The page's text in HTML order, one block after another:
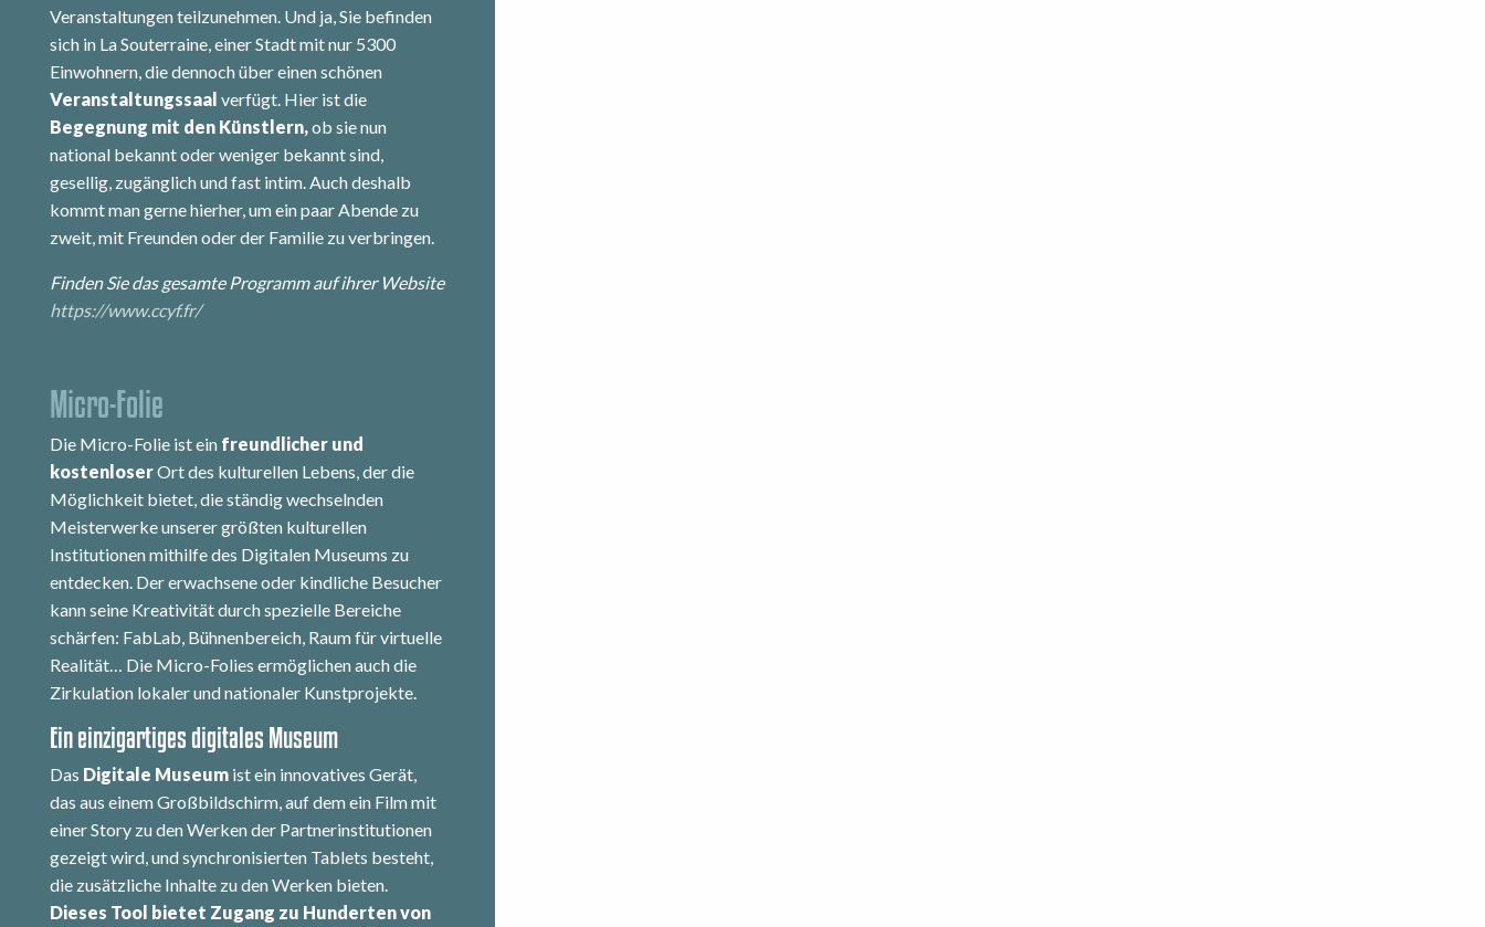
Veranstaltungen teilzunehmen. Und ja, Sie befinden
sich in La Souterraine, einer Stadt mit nur 5300
Einwohnern, die dennoch über einen schönen
Veranstaltungssaal verfügt. Hier ist die
Begegnung mit den Künstlern,ob sie nun
national bekannt oder weniger bekannt sind,
gesellig, zugänglich und fast intim. Auch deshalb
kommt man gerne hierher, um ein paar Abende zu
zweit, mit Freunden oder der Familie zu verbringen.
Finden Sie das gesamte Programm auf ihrer Website
https://www.ccyf.fr/
Micro-Folie
Die Micro-Folie ist ein freundlicher und
kostenloserOrt des kulturellen Lebens, der die
Möglichkeit bietet, die ständig wechselnden
Meisterwerke unserer größten kulturellen
Institutionen mithilfe des Digitalen Museums zu
entdecken. Der erwachsene oder kindliche Besucher
kann seine Kreativität durch spezielle Bereiche
schärfen: FabLab, Bühnenbereich, Raum für virtuelle
Realität… Die Micro-Folies ermöglichen auch die
Zirkulation lokaler und nationaler Kunstprojekte.
Ein einzigartiges digitales Museum
Das Digitale Museum ist ein innovatives Gerät,
das aus einem Großbildschirm, auf dem ein Film mit
einer Story zu den Werken der Partnerinstitutionen
gezeigt wird, und synchronisierten Tablets besteht,
die zusätzliche Inhalte zu den Werken bieten.
Dieses Tool bietet Zugang zu Hunderten von